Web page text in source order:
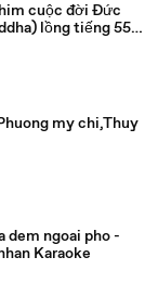
cuộc đời Đức
lồng tiếng 55
my chi,Thuy
dem ngoai pho -
Karaoke